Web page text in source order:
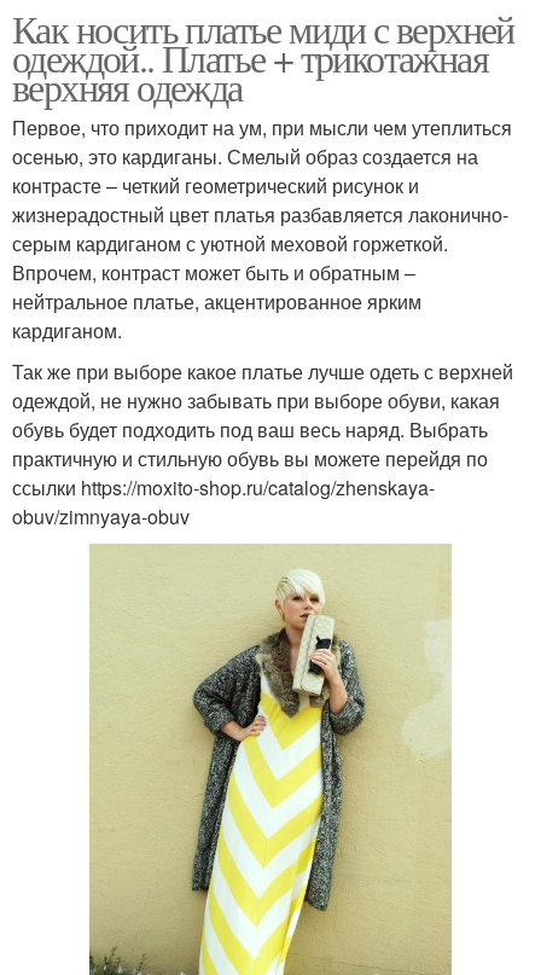
Как носить платье миди с верхней
одеждой.. Платье + трикотажная
верхняя одежда
Первое, что приходит на ум, при мысли чем утеплиться
осенью, это кардиганы. Смелый образ создается на
контрасте – четкий геометрический рисунок и
жизнерадостный цвет платья разбавляется лаконично-
серым кардиганом с уютной меховой горжеткой.
Впрочем, контраст может быть и обратным –
нейтральное платье, акцентированное ярким
кардиганом.
Так же при выборе какое платье лучше одеть с верхней
одеждой, не нужно забывать при выборе обуви, какая
обувь будет подходить под ваш весь наряд. Выбрать
практичную и стильную обувь вы можете перейдя по
ссылки https://moxito-shop.ru/catalog/zhenskaya-
obuv/zimnyaya-obuv